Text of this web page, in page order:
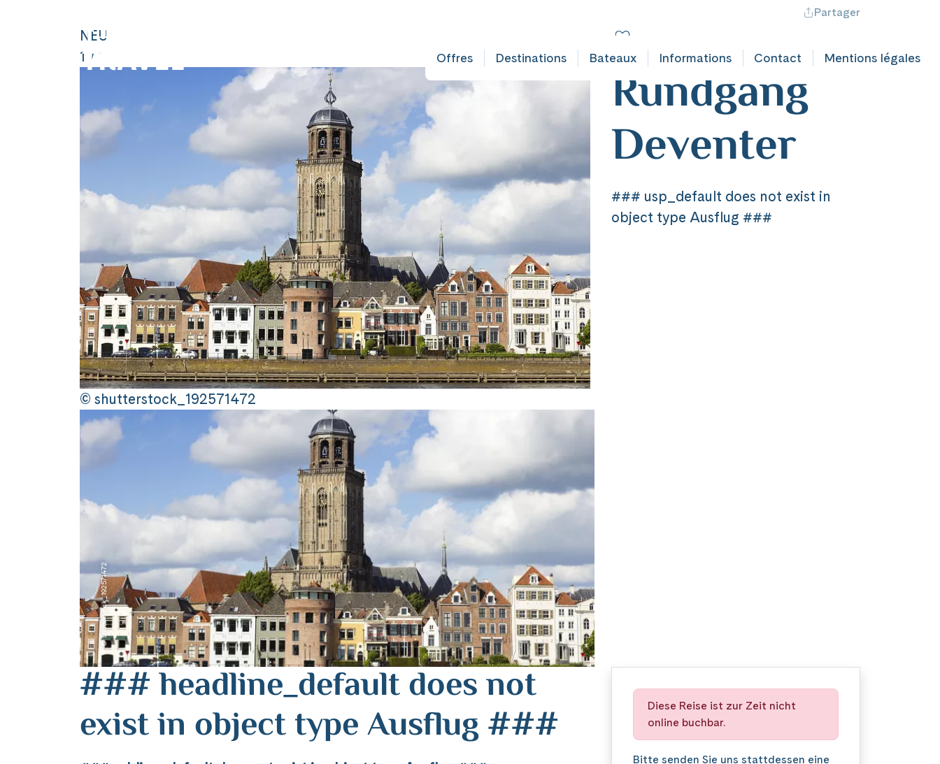
Offres Destinations Bateaux Informations Contact Mentions légales
Partager
NEU
1 / 1
© shutterstock_192571472
© shutterstock_192571472
Niederlande
Rundgang
Deventer
### usp_default does not exist in
object type Ausflug ###
### headline_default does not
exist in object type Ausflug ###
Diese Reise ist zur Zeit nicht
online buchbar.
Bitte senden Sie uns stattdessen eine